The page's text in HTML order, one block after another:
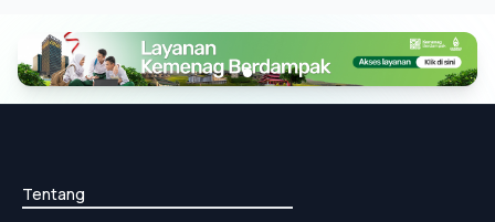
Tentang